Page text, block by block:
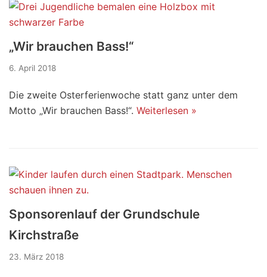
„Wir brauchen Bass!“
6. April 2018
Die zweite Osterferienwoche statt ganz unter dem
Motto „Wir brauchen Bass!“. Weiterlesen »
Sponsorenlauf der Grundschule
Kirchstraße
23. März 2018